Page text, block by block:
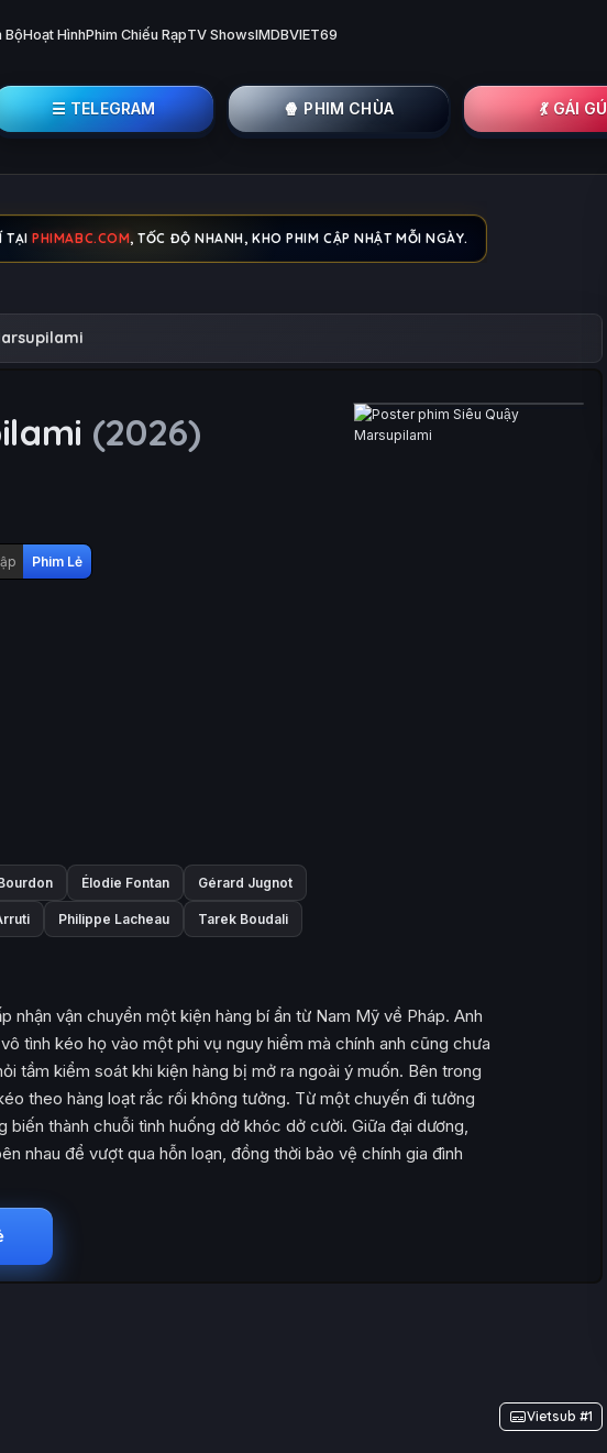
BộHoạt HìnhPhim Chiếu RạpTV ShowsIMDBVIET69
☰ TELEGRAM 🍿 PHIM CHÙA 💃 GÁI GÚ
TẠIPHIMABC.COM, TỐC ĐỘ NHANH, KHO PHIM CẬP NHẬT MỖI NGÀY.
(2026)
Phim Lẻ
Élodie Fontan Gérard Jugnot
Philippe Lacheau Tarek Boudali
vận chuyển một kiện hàng bí ẩn từ Nam Mỹ về Pháp. Anh
tình kéo họ vào một phi vụ nguy hiểm mà chính anh cũng chưa
tầm kiểm soát khi kiện hàng bị mở ra ngoài ý muốn. Bên trong
theo hàng loạt rắc rối không tưởng. Từ một chuyến đi tưởng
biến thành chuỗi tình huống dở khóc dở cười. Giữa đại dương,
nhau để vượt qua hỗn loạn, đồng thời bảo vệ chính gia đình
Vietsub #1